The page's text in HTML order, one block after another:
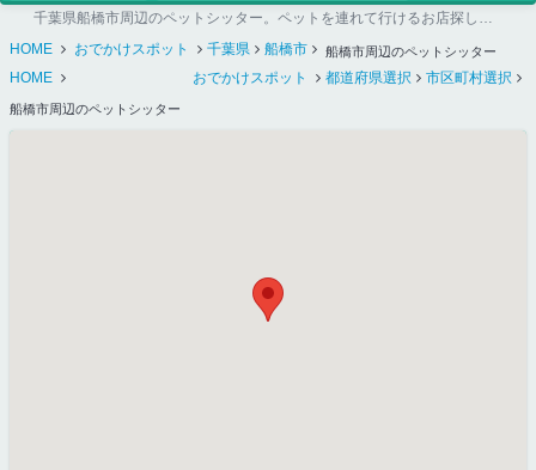
千葉県船橋市周辺のペットシッター。ペットを連れて行けるお店探しならペットホームウェブ
HOME
おでかけスポット 千葉県 船橋市 船橋市周辺のペットシッター
HOME おでかけスポット 都道府県選択 市区町村選択
船橋市周辺のペットシッター